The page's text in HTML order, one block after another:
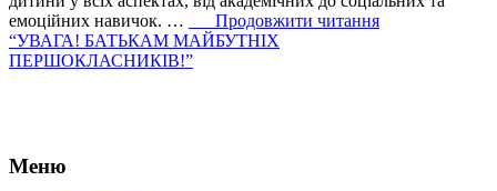
Меню
емоційних навичок. …
Продовжити читання
“УВАГА! БАТЬКАМ МАЙБУТНІХ
ПЕРШОКЛАСНИКІВ!”